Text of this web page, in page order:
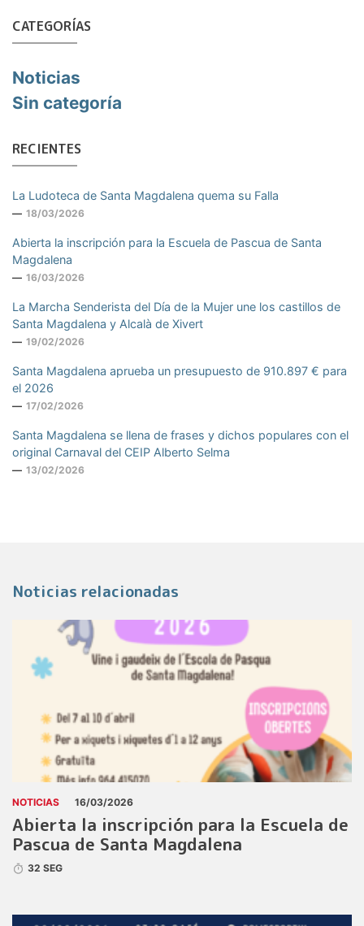
CATEGORÍAS
Noticias
Sin categoría
RECIENTES
La Ludoteca de Santa Magdalena quema su Falla
18/03/2026
Abierta la inscripción para la Escuela de Pascua de Santa
Magdalena
16/03/2026
La Marcha Senderista del Día de la Mujer une los castillos de
Santa Magdalena y Alcalà de Xivert
19/02/2026
Santa Magdalena aprueba un presupuesto de 910.897 € para
el 2026
17/02/2026
Santa Magdalena se llena de frases y dichos populares con el
original Carnaval del CEIP Alberto Selma
13/02/2026
Noticias relacionadas
NOTICIAS 16/03/2026
Abierta la inscripción para la Escuela de
Pascua de Santa Magdalena
32 SEG